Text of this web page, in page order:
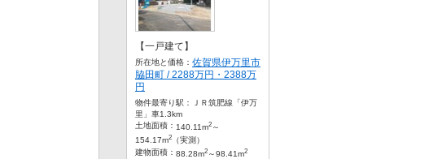
【一戸建て】
所在地と価格： 佐賀県伊万里市
脇田町 / 2288万円・2388万
円
物件最寄り駅：
ＪＲ筑肥線「伊万
里」車1.3km
土地面積： 140.11m2 ～
154.17m2 （実測）
建物面積： 88.28m2 ～98.41m2